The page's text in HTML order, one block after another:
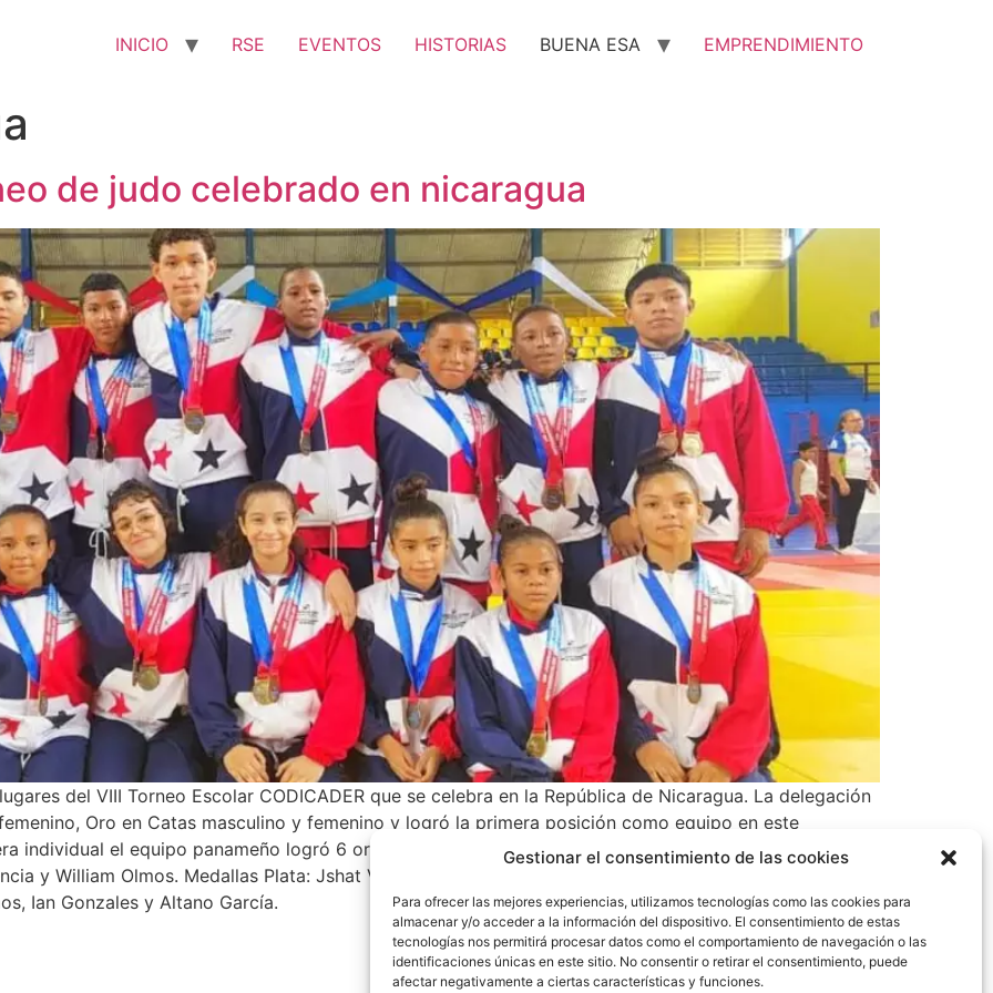
Gestionar el consentimiento de las cookies
Para ofrecer las mejores experiencias, utilizamos tecnologías como las cookies para
almacenar y/o acceder a la información del dispositivo. El consentimiento de estas
tecnologías nos permitirá procesar datos como el comportamiento de navegación o las
identificaciones únicas en este sitio. No consentir o retirar el consentimiento, puede
afectar negativamente a ciertas características y funciones.
INICIO RSE EVENTOS HISTORIAS BUENA ESA EMPRENDIMIENTO
de judo celebrado en nicaragua
del VIII Torneo Escolar CODICADER que se celebra en la República de Nicaragua. La delegación
Oro en Catas masculino y femenino y logró la primera posición como equipo en este
individual el equipo panameño logró 6 oro, 4 plata y 3 bronce. Medallas de Oro: Danna De León,
y William Olmos. Medallas Plata: Jshat Villareal, Katherine Naranjo de Colón, , Nelson Tuñon, Ingrid
Ian Gonzales y Altano García.